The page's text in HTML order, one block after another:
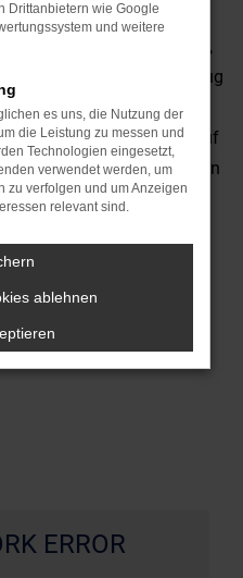
welchen Motor
Anders ausgedrückt,
individuellen Fahrzeug
der Qualität
sind auf
hinsichtlich der Assistenten
hinzunehmen.
ERROR
Drittanbietern wie Google
und weitere
es uns, die Nutzung der
die Leistung zu messen und
Technologien eingesetzt,
verwendet werden, um
zu verfolgen und um Anzeigen
relevant sind.
ablehnen